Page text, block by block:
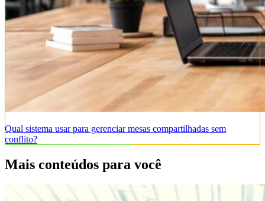
Qual sistema usar para gerenciar mesas compartilhadas sem
conflito?
Mais conteúdos para você